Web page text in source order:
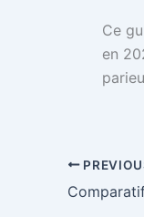
Ce
en